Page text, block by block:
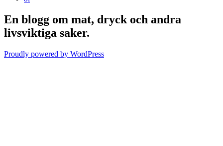
En blogg om mat, dryck och andra
livsviktiga saker.
Proudly powered by WordPress